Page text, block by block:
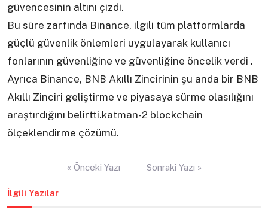
güvencesinin altını çizdi.
Bu süre zarfında Binance, ilgili tüm platformlarda
güçlü güvenlik önlemleri uygulayarak kullanıcı
fonlarının güvenliğine ve güvenliğine öncelik verdi .
Ayrıca Binance, BNB Akıllı Zincirinin şu anda bir BNB
Akıllı Zinciri geliştirme ve piyasaya sürme olasılığını
araştırdığını belirtti.katman-2 blockchain
ölçeklendirme çözümü.
« Önceki Yazı Sonraki Yazı »
İlgili Yazılar